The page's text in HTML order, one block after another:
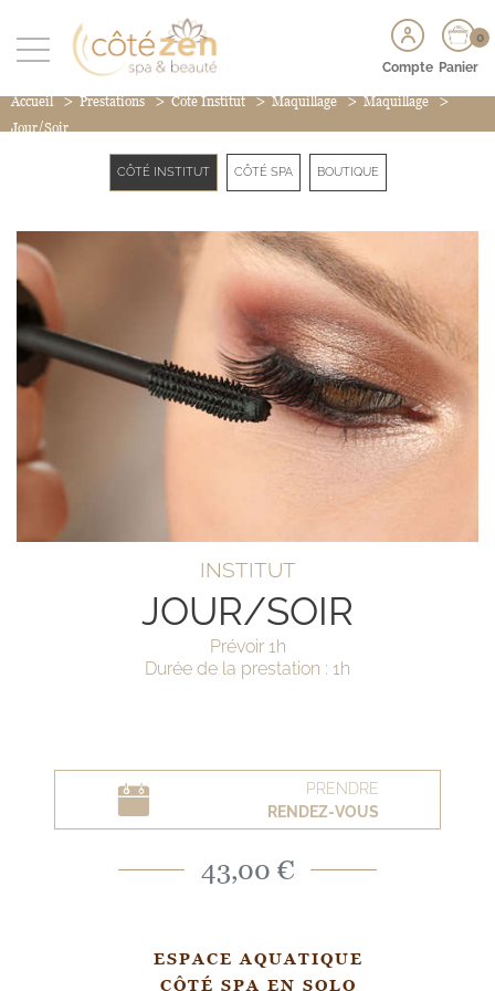
Compte
0
Panier
Accueil > Prestations > Côté Institut > Maquillage > Maquillage >
Jour/Soir
CÔTÉ INSTITUT CÔTÉ SPA BOUTIQUE
INSTITUT
JOUR/SOIR
Prévoir 1h
Durée de la prestation : 1h
PRENDRE
RENDEZ-VOUS
43,00 €
ESPACE AQUATIQUE
CÔTÉ SPA EN SOLO